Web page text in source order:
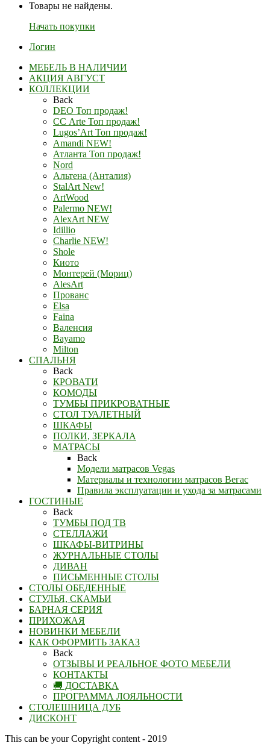
Товары не найдены.
Начать покупки
Логин
МЕБЕЛЬ В НАЛИЧИИ
АКЦИЯ АВГУСТ
КОЛЛЕКЦИИ
Back
DEO Топ продаж!
СС Arte Топ продаж!
Lugos’Art Топ продаж!
Amandi NEW!
Атланта Топ продаж!
Nord
Альтена (Анталия)
StalArt New!
ArtWood
Palermo NEW!
AlexArt NEW
Idillio
Charlie NEW!
Shole
Киото
Монтерей (Мориц)
AlesArt
Прованс
Elsa
Faina
Валенсия
Bayamo
Milton
СПАЛЬНЯ
Back
КРОВАТИ
КОМОДЫ
ТУМБЫ ПРИКРОВАТНЫЕ
СТОЛ ТУАЛЕТНЫЙ
ШКАФЫ
ПОЛКИ, ЗЕРКАЛА
МАТРАСЫ
Back
Модели матрасов Vegas
Материалы и технологии матрасов Вегас
Правила эксплуатации и ухода за матрасами
ГОСТИНЫЕ
Back
ТУМБЫ ПОД ТВ
СТЕЛЛАЖИ
ШКАФЫ-ВИТРИНЫ
ЖУРНАЛЬНЫЕ СТОЛЫ
ДИВАН
ПИСЬМЕННЫЕ СТОЛЫ
СТОЛЫ ОБЕДЕННЫЕ
СТУЛЬЯ, СКАМЬИ
БАРНАЯ СЕРИЯ
ПРИХОЖАЯ
НОВИНКИ МЕБЕЛИ
КАК ОФОРМИТЬ ЗАКАЗ
Back
ОТЗЫВЫ И РЕАЛЬНОЕ ФОТО МЕБЕЛИ
КОНТАКТЫ
🚚 ДОСТАВКА
ПРОГРАММА ЛОЯЛЬНОСТИ
СТОЛЕШНИЦА ДУБ
ДИСКОНТ
This can be your Copyright content - 2019